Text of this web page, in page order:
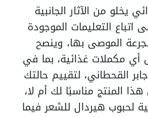
يخلو من الآثار الجانبية
التعليمات الموجودة
الموصى بها، وينصح
أي مكملات غذائية، بما في
القحطاني، لتقييم حالتك
المنتج مناسبًا لك أم لا،
لحبوب هيردال للشعر فيما